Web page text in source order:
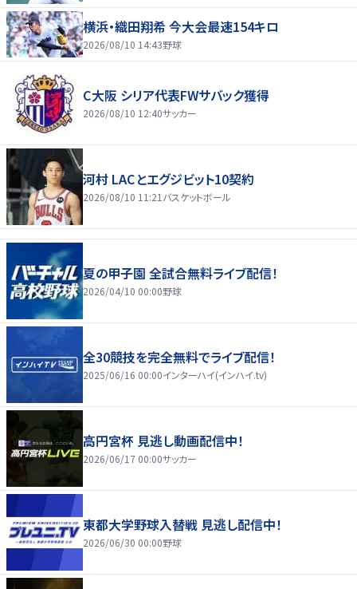
横浜・織田翔希 今大会最速154キロ
2026/08/10 14:43野球
C大阪 シリア代表FWサバック獲得
2026/08/10 12:40サッカー
河村 LACとエグジビット10契約
2026/08/10 11:21 バスケットボール
夏の甲子園 全試合無料ライブ配信！
2026/04/10 00:00野球
全30競技を完全無料でライブ配信！
2025/06/16 00:00インターハイ(インハイ.tv)
高円宮杯 見逃し動画配信中！
2026/06/17 00:00サッカー
東都大学野球入替戦 見逃し配信中！
2026/06/30 00:00野球